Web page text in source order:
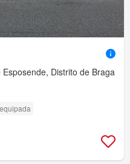
Distrito de Braga